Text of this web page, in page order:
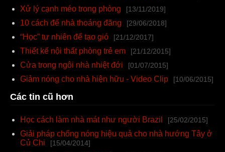
Xử lý cạnh méo trong phòng [13/11/2019]
10 cách để nhà thoáng đãng [29/06/2018]
“Học” tự nhiên để tạo gió [21/12/2017]
Thiết kế nội thất phòng trẻ em [21/12/2015]
Cửa trong ngôi nhà nhiệt đới [01/07/2015]
Giảm nóng cho nhà hiện hữu - Video Clip [10/06/2015]
Các tin cũ hơn
Học cách làm nhà mát như người Brazil [25/02/2015]
Giải pháp chống nóng hiệu quả cho nhà hướng Tây ở
Củ Chi
[15/04/2014]